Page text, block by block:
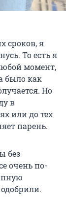
сроков, я
То есть я
момент,
было как
Но
в
или до тех
парень.
без
очень по-